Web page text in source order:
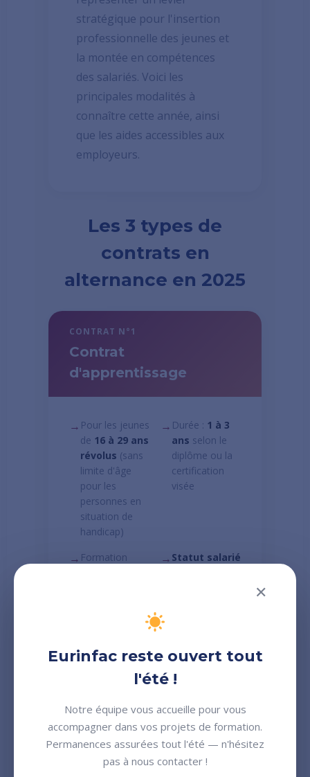
stratégique pour l'insertion
professionnelle des jeunes et
la montée en compétences
des salariés. Voici les
principales modalités à
connaître cette année, ainsi
que les aides accessibles aux
employeurs.
Les 3 types de
contrats en
alternance en 2025
CONTRAT N°1
Contrat
d'apprentissage
→ Pour les jeunes
de 16 à 29 ans
révolus (sans
limite d'âge
pour les
personnes en
situation de
handicap)
→ Durée : 1 à 3
ans selon le
diplôme ou la
certification
visée
→ Formation
→ Statut salarié
entre27% et
l'âge et l'année
de contrat
par unmaître
d'apprentissa
Aide employeur 2025
✕
Eurinfac reste ouvert tout
l'été !
Notre équipe vous accueille pour vous
accompagner dans vos projets de formation.
Permanences assurées tout l'été — n'hésitez
pas à nous contacter !